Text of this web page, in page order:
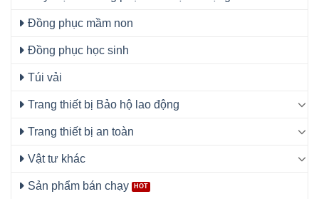
Đồng phục mầm non
Đồng phục học sinh
Túi vải
Trang thiết bị Bảo hộ lao động
Trang thiết bị an toàn
Vật tư khác
Sản phẩm bán chạy